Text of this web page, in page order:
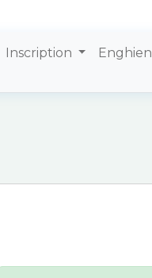
Inscription Enghien